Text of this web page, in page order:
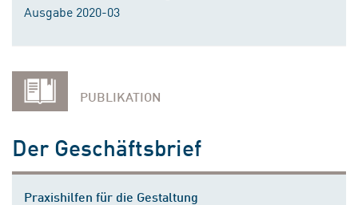
Ausgabe 2020-03
PUBLIKATION
Der Geschäftsbrief
Praxishilfen für die Gestaltung